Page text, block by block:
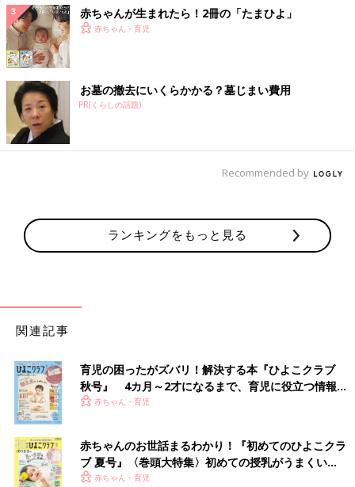
赤ちゃんが生まれたら！2冊の「たまひよ」
赤ちゃん・育児
お墓の撤去にいくらかかる？墓じまい費用
PR(くらしの話題)
Recommended by
ランキングをもっと見る
関連記事
育児の困ったがズバリ！解決する本『ひよこクラブ
秋号』 4カ月～2才になるまで、育児に役立つ情報が
いっぱい！
赤ちゃん・育児
赤ちゃんのお世話まるわかり！『初めてのひよこクラ
ブ 夏号』〈巻頭大特集〉初めての授乳がうまくい
く！ おっぱい・ミルクの基本と夏のトラブル 解決テ
赤ちゃん・育児